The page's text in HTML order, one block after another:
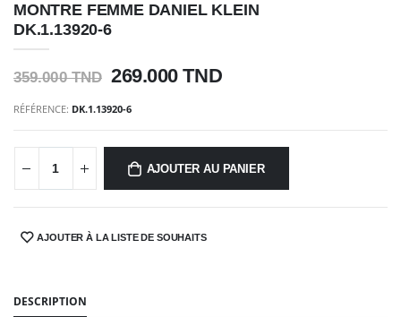
MONTRE FEMME DANIEL KLEIN
DK.1.13920-6
359.000 TND 269.000 TND
RÉFÉRENCE: DK.1.13920-6
AJOUTER AU PANIER
SHARE:AJOUTER À LA LISTE DE SOUHAITS
DESCRIPTION